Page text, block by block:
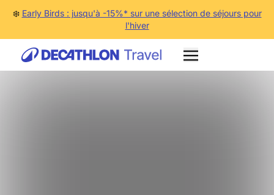
❄️ Early Birds : jusqu'à -15%* sur une sélection de séjours pour
l'hiver